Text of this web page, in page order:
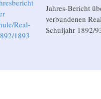
Real-
1893
Jahres-Bericht
verbundenen
Schuljahr 1892/